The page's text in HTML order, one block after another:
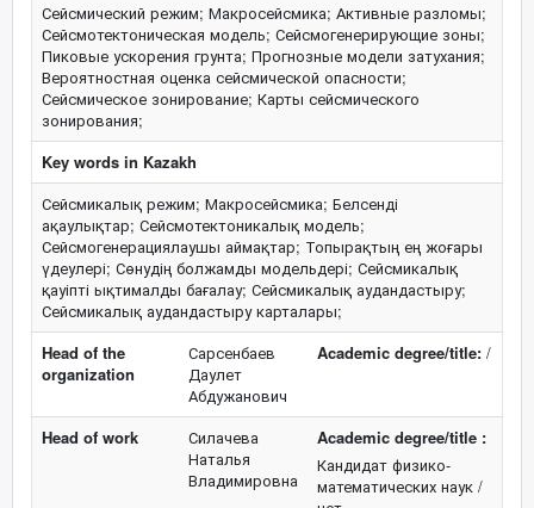
Сейсмический режим; Макросейсмика; Активные разломы;
Сейсмотектоническая модель; Сейсмогенерирующие зоны;
Пиковые ускорения грунта; Прогнозные модели затухания;
Вероятностная оценка сейсмической опасности;
Сейсмическое зонирование; Карты сейсмического
зонирования;
Key words in Kazakh
Сейсмикалық режим; Макросейсмика; Белсенді
ақаулықтар; Сейсмотектоникалық модель;
Сейсмогенерациялаушы аймақтар; Топырақтың ең жоғары
үдеулері; Сөнудің болжамды модельдері; Сейсмикалық
қауіпті ықтималды бағалау; Сейсмикалық аудандастыру;
Сейсмикалық аудандастыру карталары;
Head of the
organization
Сарсенбаев
Даулет
Абдужанович
Academic degree/title: /
Head of work
Силачева
Наталья
Владимировна
Academic degree/title :
Кандидат физико-
математических наук /